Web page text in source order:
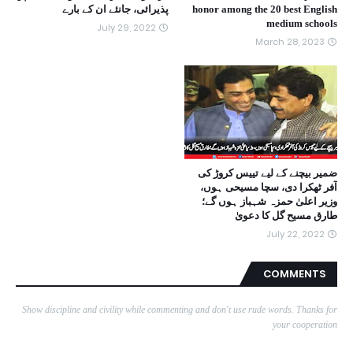
honor among the 20 best English
medium schools
March 28, 2023
پذیرائی، جانئے ان کے بارے
July 29, 2022
ضمیر بیچنے کے لیے تییس کروڑ کی
آفر ٹھکرا دی، سچا مسیحی ہوں،
وزیر اعلیٰ حمزہ شہباز ہوں گے؛
طارق مسیح گل کا دعویٰ
July 22, 2022
COMMENTS
Show discipline and civility while commenting and don't use rude words. Thanks for
your cooperation